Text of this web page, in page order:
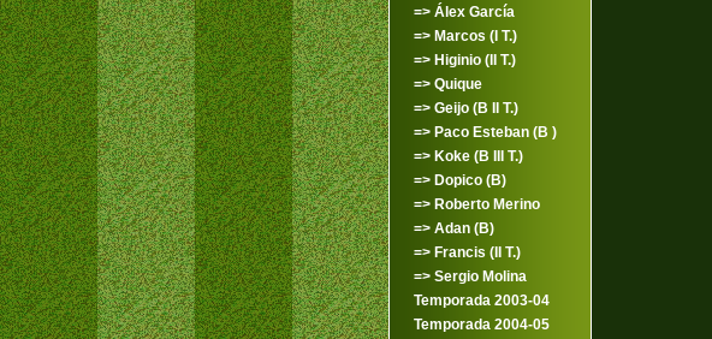
=> Álex García
=> Marcos (I T.)
=> Higinio (II T.)
=> Quique
=> Geijo (B II T.)
=> Paco Esteban (B )
=> Koke (B III T.)
=> Dopico (B)
=> Roberto Merino
=> Adan (B)
=> Francis (II T.)
=> Sergio Molina
Temporada 2003-04
Temporada 2004-05